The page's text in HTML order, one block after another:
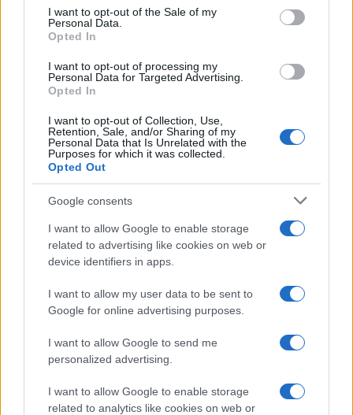
consent section.
I want to opt-out of the Sale of my
Personal Data.
Opted In
I want to opt-out of processing my
Personal Data for Targeted Advertising.
Opted In
I want to opt-out of Collection, Use,
Retention, Sale, and/or Sharing of my
Personal Data that Is Unrelated with the
Purposes for which it was collected.
Opted Out
Google consents
I want to allow Google to enable storage
related to advertising like cookies on web or
device identifiers in apps.
I want to allow my user data to be sent to
Google for online advertising purposes.
I want to allow Google to send me
personalized advertising.
I want to allow Google to enable storage
related to analytics like cookies on web or
BELLEZZA
Cosmetici cooling: la nuova tendenza beauty in Cina
Camilla Fiore · 9 Ago 2026